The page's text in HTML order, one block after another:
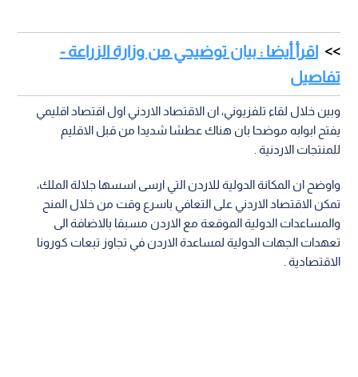
اقرأ أيضا : بيان توضيحي من وزارة الزراعة -
تفاصيل
وبين خلال لقاء تلفزيوني، ان الاقتصاد الاردني اول اقتصاد اقليمي
يفتح ابوابه موضحا بان هناك عطشا شديدا من قبل الاقليم
للمنتجات الاردنية .
واوضح ان المكانة الدولية للاردن التي ارسى اسسها جلالة الملك،
تمكن الاقتصاد الاردني على التعافي باسرع وقت من خلال المنح
والمساعدات الدولية الموقعة مع الاردن مسبقا بالاضافة الى
تعهدات الجهات الدولية لمساعدة الاردن في تجاوز تبعات كورونا
الاقتصادية .